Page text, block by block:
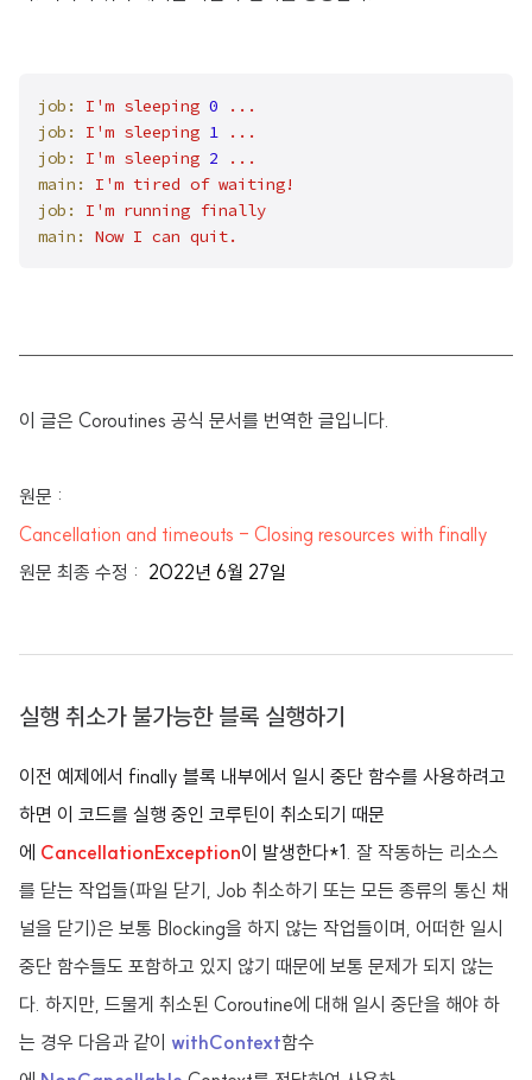
job: I'm sleeping 0
...
job:
I'm sleeping 1
...
job:
I'm sleeping 2
...
main:
I'm tired of waiting!
job:
I'm running finally
main:
Now I can quit.
이 글은 Coroutines 공식 문서를 번역한 글입니다.
원문 :
Cancellation and timeouts - Closing resources with finally
원문 최종 수정 : 2022년 6월 27일
실행 취소가 불가능한 블록 실행하기
이전 예제에서 finally 블록 내부에서 일시 중단 함수를 사용하려고
하면 이 코드를 실행 중인 코루틴이 취소되기 때문
에 CancellationException이 발생한다*1 . 잘 작동하는 리소스
를 닫는 작업들(파일 닫기, Job 취소하기 또는 모든 종류의 통신 채
널을 닫기)은 보통 Blocking을 하지 않는 작업들이며, 어떠한 일시
중단 함수들도 포함하고 있지 않기 때문에 보통 문제가 되지 않는
다. 하지만, 드물게 취소된 Coroutine에 대해 일시 중단을 해야 하
는 경우 다음과 같이 withContext함수